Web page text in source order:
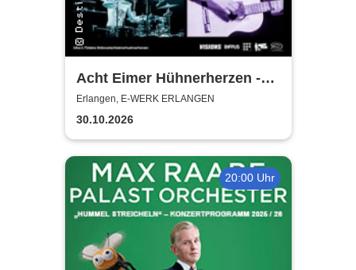
Acht Eimer Hühnerherzen -
jetzt, nicht später - Tour 2026
Erlangen, E-WERK ERLANGEN
30.10.2026
20:00 Uhr